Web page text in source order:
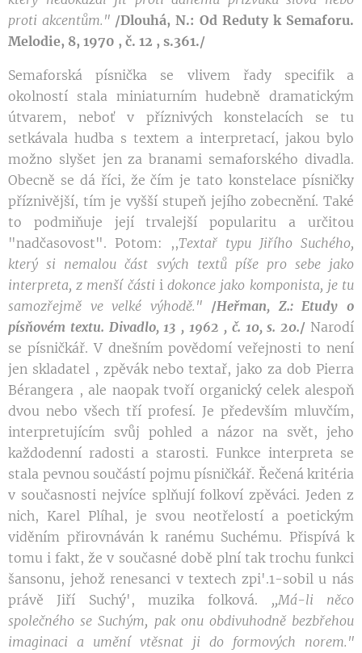
proti akcentům." /Dlouhá, N.: Od Reduty k Semaforu.
Melodie, 8, 1970 , č. 12 , s.361./
Semaforská písnička se vlivem řady specifik a
okolností stala miniaturním hudebně dramatickým
útvarem, neboť v příznivých konstelacích se tu
setkávala hudba s textem a interpretací, jakou bylo
možno slyšet jen za branami semaforského divadla.
Obecně se dá říci, že čím je tato konstelace písničky
příznivější, tím je vyšší stupeň jejího zobecnění. Také
to podmiňuje její trvalejší popularitu a určitou
"nadčasovost". Potom: ,,Textař typu Jiřího Suchého,
který si nemaloučást svých textů píše pro sebe jako
interpreta, z menší části idokonce jako komponista, je tu
samozřejmě ve velké výhodě." /Heřman, Z.: Etudy o
písňovém textu. Divadlo, 13 , 1962 , č. 10,s. 20./ Narodí
se písničkář. V dnešním povědomí veřejnosti to není
jen skladatel , zpěvák nebo textař, jako za dob Pierra
Bérangera , ale naopak tvoří organický celek alespoň
dvou nebo všech tří profesí. Je především mluvčím,
interpretujícím svůj pohled a názor na svět, jeho
každodenní radosti a starosti. Funkce interpreta se
stala pevnou součástí pojmu písničkář. Řečená kritéria
v současnosti nejvíce splňují folkoví zpěváci. Jeden z
nich, Karel Plíhal, je svou neotřelostí a poetickým
viděním přirovnáván k ranému Suchému. Přispívá k
tomu i fakt, že v současné době plní tak trochu funkci
šansonu, jehož renesanci v textech zpi'.1-sobil u nás
právě Jiří Suchý', muzika folková. ,,Má-li něco
společného se Suchým, pak onu obdivuhodně bezbřehou
imaginaci a umění vtěsnat ji do formových norem. "